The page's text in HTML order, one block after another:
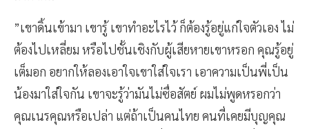
”เขาดิ้นเข้ามา เขารู้ เขาทำอะไรไว้ ก็ต้องรู้อยู่แก่ใจตัวเอง ไม่
ต้องไปเหลี่ยม หรือไปชั้นเชิงกับผู้เสียหายเขาหรอก คุณรู้อยู่
เต็มอก อยากให้ลองเอาใจเขาใส่ใจเรา เอาความเป็นพี่เป็น
น้องมาใส่ใจกัน เขาจะรู้ว่ามันไม่ซื่อสัตย์ ผมไม่พูดหรอกว่า
คุณเนรคุณหรือเปล่า แต่ถ้าเป็นคนไทย คนที่เคยมีบุญคุณ